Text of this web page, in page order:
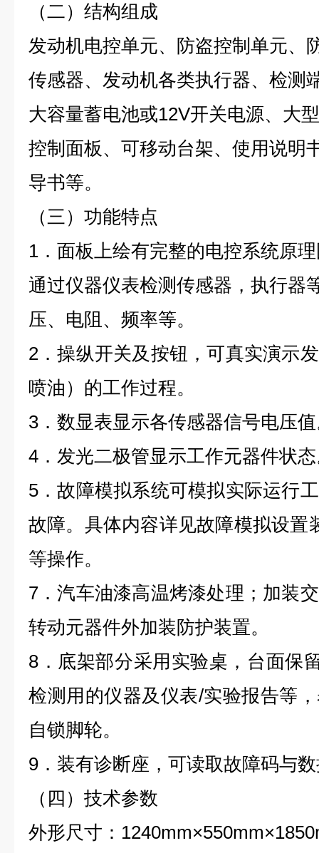
（二）结构组成
发动机电控单元、防盗控制单元、
传感器、发动机各类执行器、检测
大容量蓄电池或12V开关电源、大
控制面板、 可移动台架、使用说明
导书等。
（三）功能特点
1．面板上绘有完整的电控系统原
通过仪器仪表检测传感器，执行器
压、电阻、频率等。
2．操纵开关及按钮，可真实演示
喷油） 的工作过程。
3．数显表显示各传感器信号电压
4．发光二极管显示工作元器件状
5．故障模拟系统可模拟实际运行
故障。具体内容详见故障模拟设置
等操作。
7．汽车油漆高温烤漆处理；加装
转动元器件外加装防护装置。
8．底架部分采用实验桌，台面保
检测用的仪器及仪表/实验报告等
自锁脚轮。
9．装有诊断座，可读取故障码与
（四）技术参数
外形尺寸：